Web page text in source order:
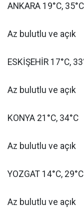
ANKARA 19°C, 35°C
Az bulutlu ve açık
ESKİŞEHİR 17°C,
Az bulutlu ve açık
KONYA 21°C, 34°C
Az bulutlu ve açık
YOZGAT 14°C, 29°C
Az bulutlu ve açık